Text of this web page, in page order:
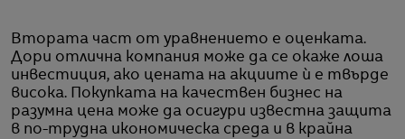
Втората част от уравнението е оценката.
Дори отлична компания може да се окаже лоша
инвестиция, ако цената на акциите ѝ е твърде
висока. Покупката на качествен бизнес на
разумна цена може да осигури известна защита
в по-трудна икономическа среда и в крайна